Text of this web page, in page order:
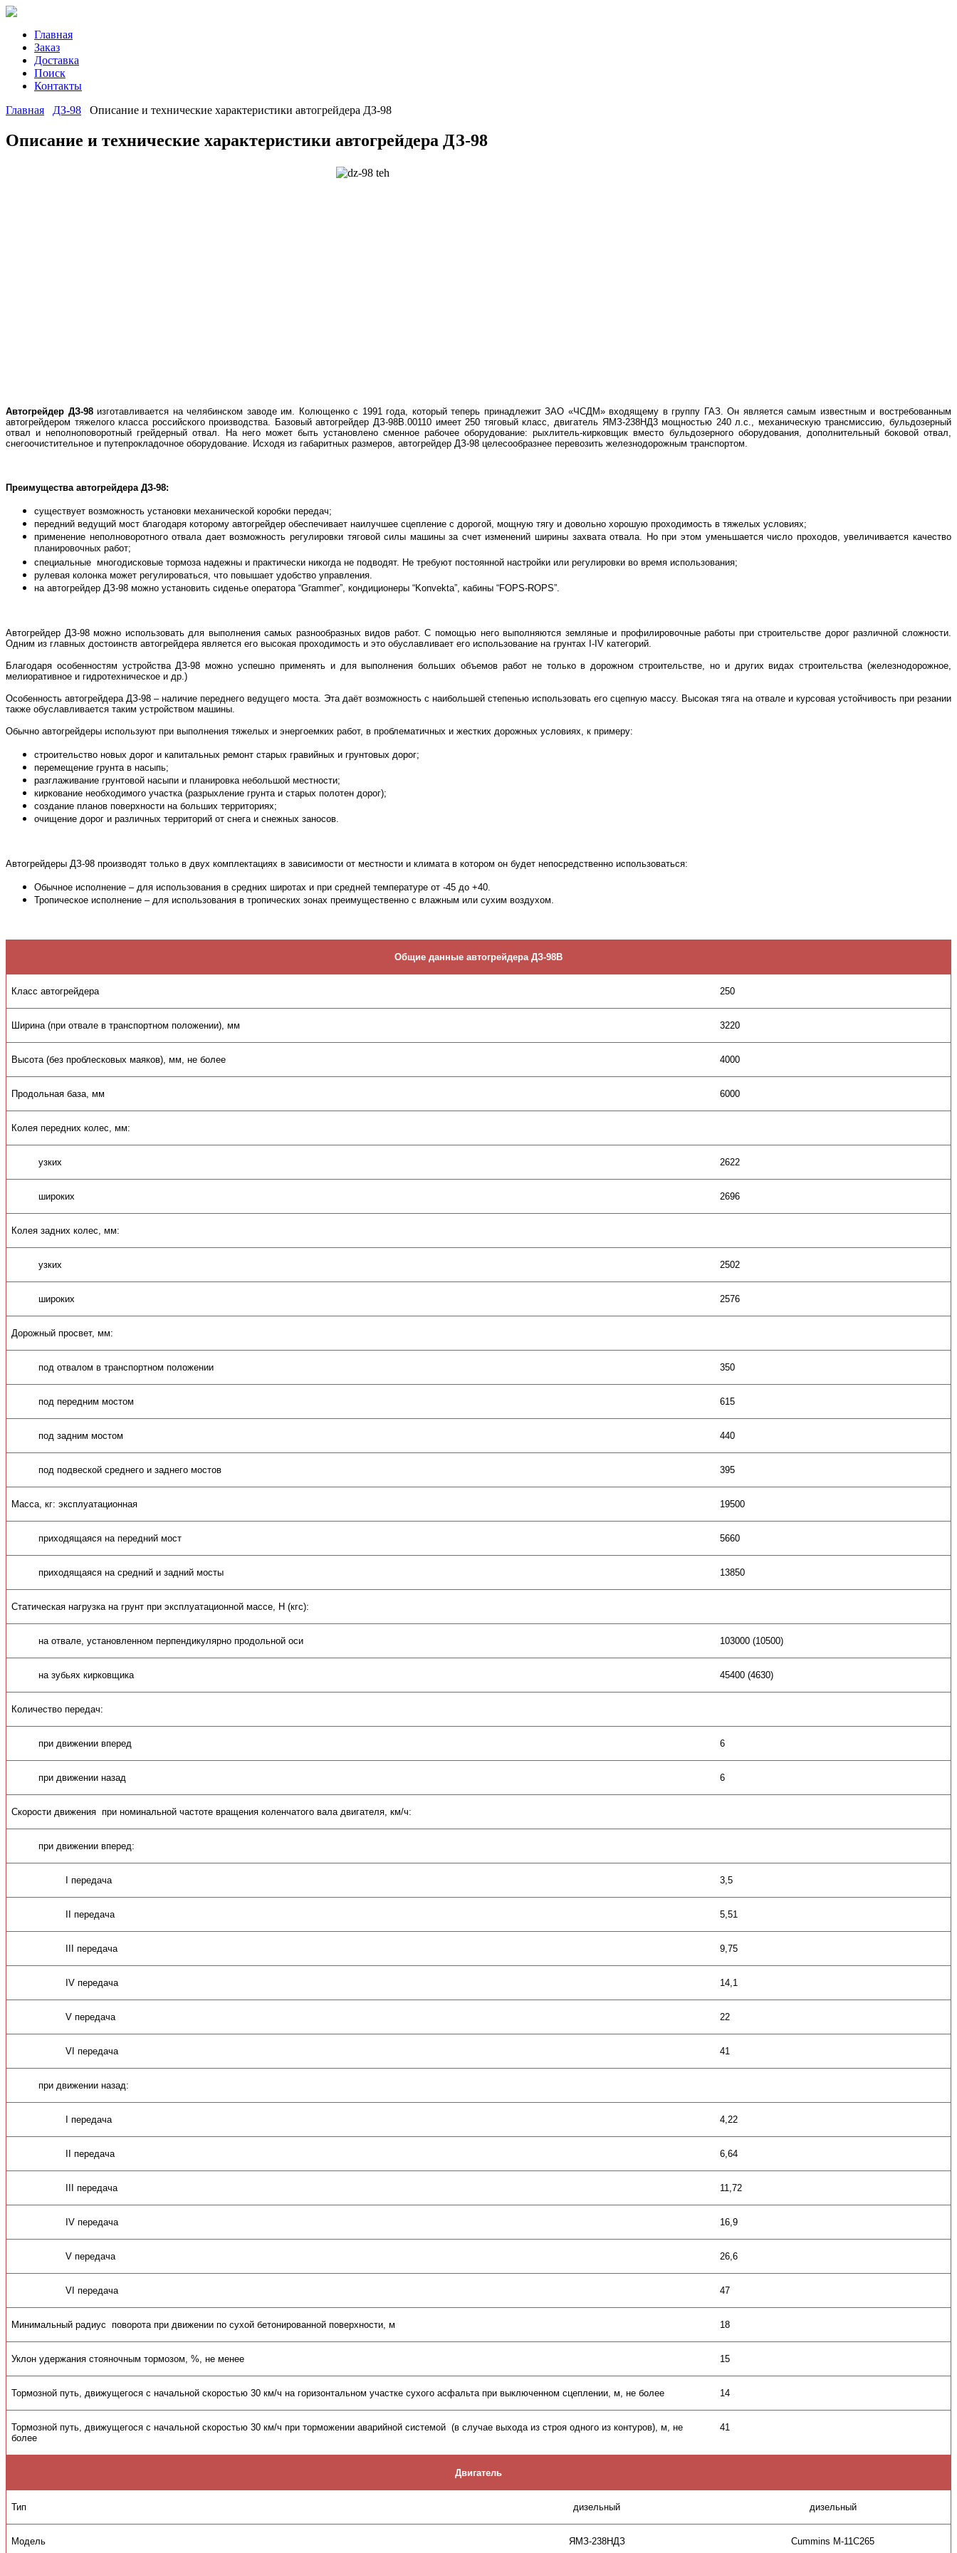
Главная
Заказ
Доставка
Поиск
Контакты
Главная
ДЗ-98 Описание и технические характеристики автогрейдера ДЗ-98
Описание и технические характеристики автогрейдера ДЗ-98
Автогрейдер ДЗ-98изготавливается на челябинском заводе им. Колющенко с 1991 года, который теперь принадлежит ЗАО «ЧСДМ» входящему в группу ГАЗ. Он является самым известным и востребованным
автогрейдером тяжелого класса российского производства. Базовый автогрейдер ДЗ-98В.00110 имеет 250 тяговый класс, двигатель ЯМЗ-238НД3 мощностью 240 л.с., механическую трансмиссию, бульдозерный
отвал и неполноповоротный грейдерный отвал. На него может быть установлено сменное рабочее оборудование: рыхлитель-кирковщик вместо бульдозерного оборудования, дополнительный боковой отвал,
снегоочистительное и путепрокладочное оборудование. Исходя из габаритных размеров, автогрейдер ДЗ-98 целесообразнее перевозить железнодорожным транспортом.
Преимущества автогрейдера ДЗ-98:
существует возможность установки механической коробки передач;
передний ведущий мост благодаря которому автогрейдер обеспечивает наилучшее сцепление с дорогой, мощную тягу и довольно хорошую проходимость в тяжелых условиях;
применение неполноворотного отвала дает возможность регулировки тяговой силы машины за счет изменений ширины захвата отвала. Но при этом уменьшается число проходов, увеличивается качество
планировочных работ;
специальные многодисковые тормоза надежны и практически никогда не подводят. Не требуют постоянной настройки или регулировки во время использования;
рулевая колонка может регулироваться, что повышает удобство управления.
на автогрейдер ДЗ-98 можно установить сиденье оператора “Grammer”, кондиционеры “Konvekta”, кабины “FOPS-ROPS”.
Автогрейдер ДЗ-98 можно использовать для выполнения самых разнообразных видов работ. С помощью него выполняются земляные и профилировочные работы при строительстве дорог различной сложности.
Одним из главных достоинств автогрейдера является его высокая проходимость и это обуславливает его использование на грунтах I-IV категорий.
Благодаря особенностям устройства ДЗ-98 можно успешно применять и для выполнения больших объемов работ не только в дорожном строительстве, но и других видах строительства (железнодорожное,
мелиоративное и гидротехническое и др.)
Особенность автогрейдера ДЗ-98 – наличие переднего ведущего моста. Эта даёт возможность с наибольшей степенью использовать его сцепную массу. Высокая тяга на отвале и курсовая устойчивость при резании
также обуславливается таким устройством машины.
Обычно автогрейдеры используют при выполнения тяжелых и энергоемких работ, в проблематичных и жестких дорожных условиях, к примеру:
строительство новых дорог и капитальных ремонт старых гравийных и грунтовых дорог;
перемещение грунта в насыпь;
разглаживание грунтовой насыпи и планировка небольшой местности;
киркование необходимого участка (разрыхление грунта и старых полотен дорог);
создание планов поверхности на больших территориях;
очищение дорог и различных территорий от снега и снежных заносов.
Автогрейдеры ДЗ-98 производят только в двух комплектациях в зависимости от местности и климата в котором он будет непосредственно использоваться:
Обычное исполнение – для использования в средних широтах и при средней температуре от -45 до +40.
Тропическое исполнение – для использования в тропических зонах преимущественно с влажным или сухим воздухом.
Общие данные автогрейдера ДЗ-98В
Класс автогрейдера 250
Ширина (при отвале в транспортном положении), мм 3220
Высота (без проблесковых маяков), мм, не более 4000
Продольная база, мм 6000
Колея передних колес, мм:
узких 2622
широких 2696
Колея задних колес, мм:
узких 2502
широких 2576
Дорожный просвет, мм:
под отвалом в транспортном положении 350
под передним мостом 615
под задним мостом 440
под подвеской среднего и заднего мостов 395
Масса, кг: эксплуатационная 19500
приходящаяся на передний мост 5660
приходящаяся на средний и задний мосты 13850
Статическая нагрузка на грунт при эксплуатационной массе, Н (кгс):
на отвале, установленном перпендикулярно продольной оси 103000 (10500)
на зубьях кирковщика 45400 (4630)
Количество передач:
при движении вперед 6
при движении назад 6
Скорости движения при номинальной частоте вращения коленчатого вала двигателя, км/ч:
при движении вперед:
I передача 3,5
II передача 5,51
III передача 9,75
IV передача 14,1
V передача 22
VI передача 41
при движении назад:
I передача 4,22
II передача 6,64
III передача 11,72
IV передача 16,9
V передача 26,6
VI передача 47
Минимальный радиус поворота при движении по сухой бетонированной поверхности, м 18
Уклон удержания стояночным тормозом, %, не менее 15
Тормозной путь, движущегося с начальной скоростью 30 км/ч на горизонтальном участке сухого асфальта при выключенном сцеплении, м, не более 14
Тормозной путь, движущегося с начальной скоростью 30 км/ч при торможении аварийной системой (в случае выхода из строя одного из контуров), м, не
более
41
Двигатель
Тип дизельный дизельный
Модель ЯМЗ-238НДЗ Cummins M-11C265